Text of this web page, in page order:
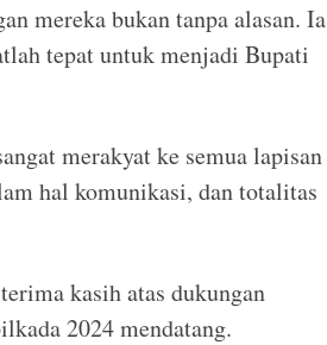
mereka bukan tanpa alasan. Ia
tepat untuk menjadi Bupati
merakyat ke semua lapisan
hal komunikasi, dan totalitas
kasih atas dukungan
2024 mendatang.